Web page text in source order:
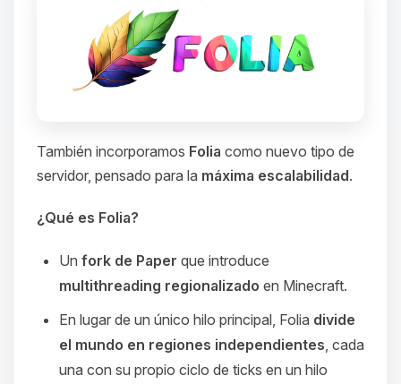
También incorporamos Folia como nuevo tipo de
servidor, pensado para la máxima escalabilidad.
¿Qué es Folia?
Un fork de Paper que introduce
multithreading regionalizado en Minecraft.
En lugar de un único hilo principal, Folia divide
el mundo en regiones independientes , cada
una con su propio ciclo de ticks en un hilo